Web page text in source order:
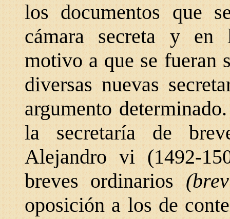
los documentos que
cámara secreta y en
motivo a que sefueran
diversas nuevas
argumento
la secretaría de
Alejandro vi (1492-
breves ordinarios
oposición a los de